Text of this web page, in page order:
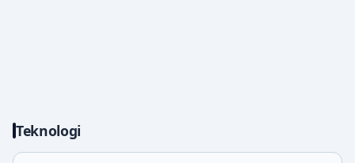
Teknologi